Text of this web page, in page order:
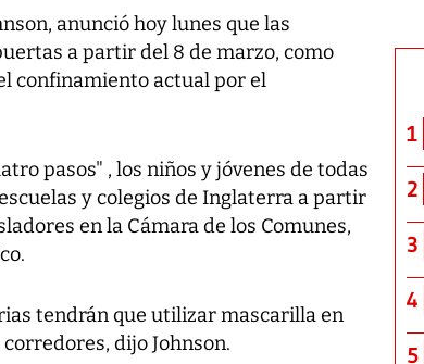
anunció hoy lunes que las
a partir del 8 de marzo, como
confinamiento actual por el
pasos" , los niños y jóvenes de todas
y colegios de Inglaterra a partir
en la Cámara de los Comunes,
tendrán que utilizar mascarilla en
dijo Johnson.
1
2
3
4
5